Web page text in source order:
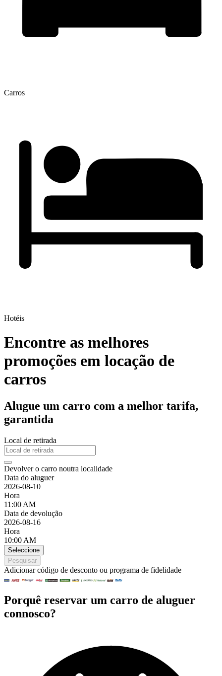
Carros
Hotéis
Encontre as melhores
promoções em locação de
carros
Alugue um carro com a melhor tarifa,
garantida
Local de retirada
Devolver o carro noutra localidade
Data do aluguer
2026-08-10
Hora
11:00 AM
Data de devolução
2026-08-16
Hora
10:00 AM
Seleccione
Pesquisar
Adicionar código de desconto ou programa de fidelidade
Porquê reservar um carro de aluguer
connosco?